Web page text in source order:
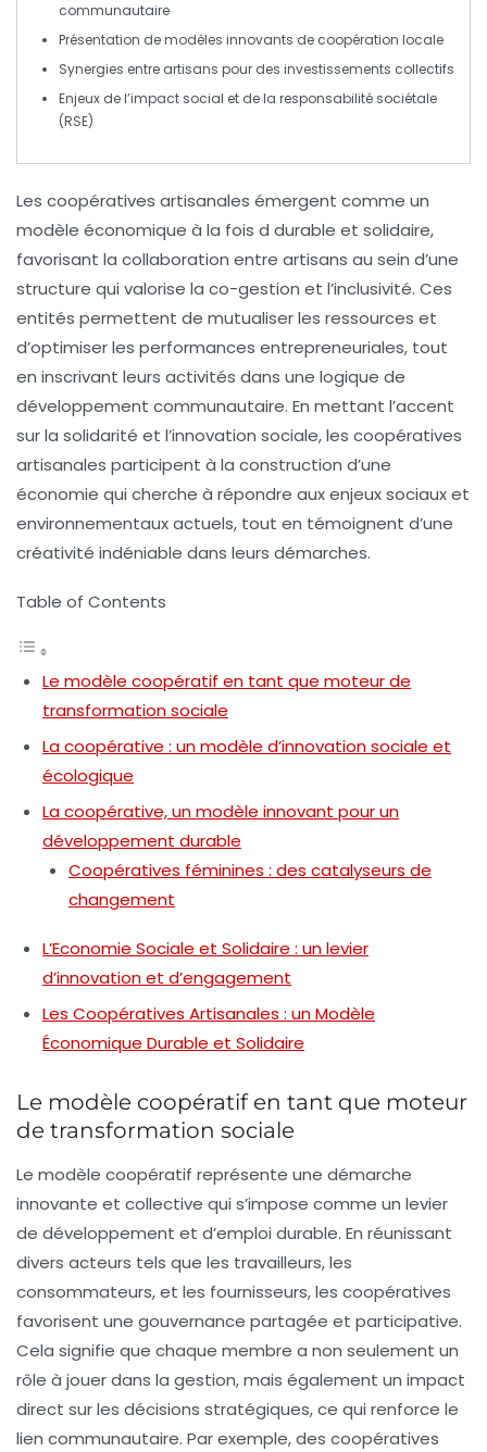
communautaire
Présentation de modèles innovants de coopération locale
Synergies entre artisans pour des investissements collectifs
Enjeux de l’impact social et de la responsabilité sociétale
(RSE)
Les coopératives artisanales émergent comme un
modèle économique à la fois d durable et solidaire,
favorisant la collaboration entre artisans au sein d’une
structure qui valorise la co-gestion et l’inclusivité. Ces
entités permettent de mutualiser les ressources et
d’optimiser les performances entrepreneuriales, tout
en inscrivant leurs activités dans une logique de
développement communautaire. En mettant l’accent
sur la solidarité et l’innovation sociale, les coopératives
artisanales participent à la construction d’une
économie qui cherche à répondre aux enjeux sociaux et
environnementaux actuels, tout en témoignent d’une
créativité indéniable dans leurs démarches.
Table of Contents
Le modèle coopératif en tant que moteur de
transformation sociale
La coopérative : un modèle d’innovation sociale et
écologique
La coopérative, un modèle innovant pour un
développement durable
Coopératives féminines : des catalyseurs de
changement
L’Economie Sociale et Solidaire : un levier
d’innovation et d’engagement
Les Coopératives Artisanales : un Modèle
Économique Durable et Solidaire
Le modèle coopératif en tant que moteur
de transformation sociale
Le modèle coopératif représente une démarche
innovante et collective qui s’impose comme un levier
de développement et d’emploi durable. En réunissant
divers acteurs tels que les travailleurs, les
consommateurs, et les fournisseurs, les coopératives
favorisent une gouvernance partagée et participative.
Cela signifie que chaque membre a non seulement un
rôle à jouer dans la gestion, mais également un impact
direct sur les décisions stratégiques, ce qui renforce le
lien communautaire. Par exemple, des coopératives